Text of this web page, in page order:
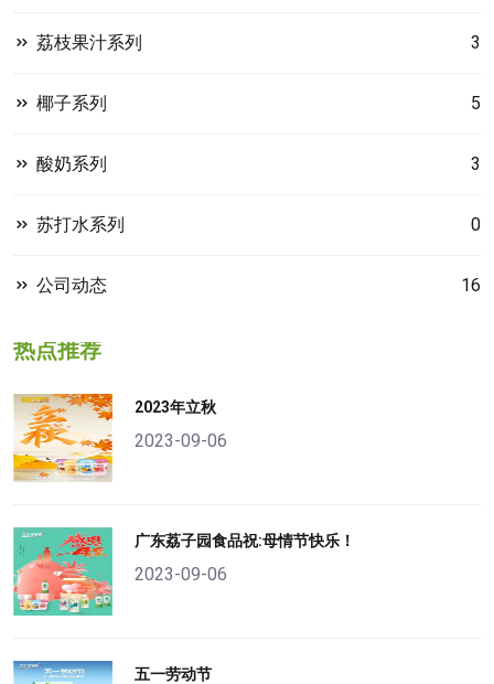
荔枝果汁系列 3
椰子系列 5
酸奶系列 3
苏打水系列 0
公司动态 16
热点推荐
2023年立秋
2023-09-06
广东荔子园食品祝:母情节快乐！
2023-09-06
五一劳动节